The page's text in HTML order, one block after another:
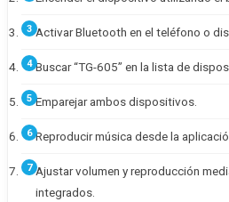
Activar Bluetooth en el teléfono o
Buscar “TG-605” en la lista de
Emparejar ambos dispositivos.
Reproducir música desde la
Ajustar volumen y reproducción
integrados.